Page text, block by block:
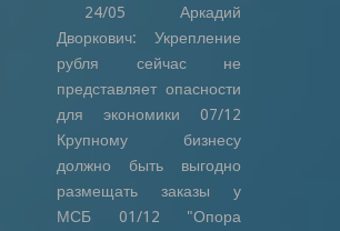
24/05 Аркадий
Дворкович: Укрепление
рубля сейчас не
представляет опасности
для экономики 07/12
Крупному бизнесу
должно быть выгодно
размещать заказы у
МСБ 01/12 "Опора